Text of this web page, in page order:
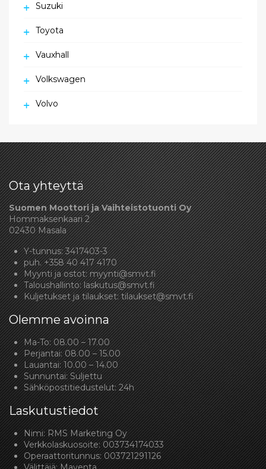
Suzuki
Toyota
Vauxhall
Volkswagen
Volvo
Ota yhteyttä
Suomen Moottori ja Vaihteistotuonti Oy
Hommaksenkaari 2
02430 Masala
Y-tunnus: 3417403-3
puh.+358 40 417 4170
Myynti ja ostot:myynti@smvt.fi
Taloushallinto:laskutus@smvt.fi
Kuljetukset ja tilaukset:tilaukset@smvt.fi
Olemme avoinna
Ma-To: 08.00 – 17.00
Perjantai: 08.00 – 15.00
Lauantai: 10.00 – 14.00
Sunnuntai: Suljettu
Sähköpostitiedustelut: 24h
Laskutustiedot
Nimi: RMS Marketing Oy
Verkkolaskuosoite: 003734174033
Operaattoritunnus: 003721291126